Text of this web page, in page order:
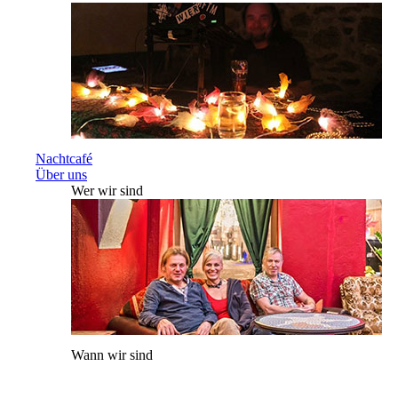
Nachtcafé
Über uns
Wer wir sind
Wann wir sind